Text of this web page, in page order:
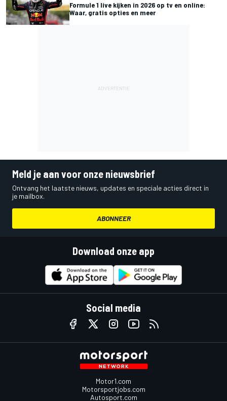
Formule 1 live kijken in 2026 op tv en online:
Waar, gratis opties en meer
Meld je aan voor onze nieuwsbrief
Ontvang het laatste nieuws, updates en speciale acties direct in
je mailbox.
ABONNEER
Download onze app
Social media
Motor1.com
Motorsportjobs.com
Autosport.com